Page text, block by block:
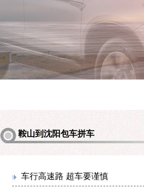
鞍山到沈阳包车拼车
车行高速路 超车要谨慎